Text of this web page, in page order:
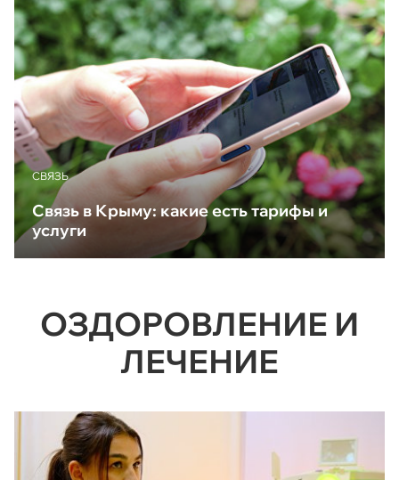
CВЯЗЬ
Связь в Крыму: какие есть тарифы и
услуги
ОЗДОРОВЛЕНИЕ И
ЛЕЧЕНИЕ